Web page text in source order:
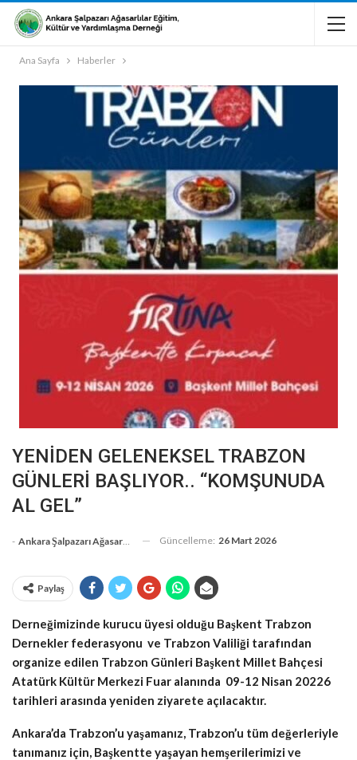
Ana Sayfa Haberler
YENİDEN GELENEKSEL TRABZON
GÜNLERİ BAŞLIYOR.. “KOMŞUNUDA
AL GEL”
- Ankara Şalpazarı Ağasarlılar Eğitim Kültür Ve Dayanışma Derneği Güncelleme: 26 Mart 2026
Paylaş
Derneğimizinde kurucu üyesi olduğu Başkent Trabzon
Dernekler federasyonu ve Trabzon Valiliği tarafından
organize edilen Trabzon Günleri Başkent Millet Bahçesi
Atatürk Kültür Merkezi Fuar alanında 09-12 Nisan 20226
tarihleri arasında yeniden ziyarete açılacaktır.
Ankara’da Trabzon’u yaşamanız, Trabzon’u tüm değerleriyle
tanımanız için, Başkentte yaşayan hemşerilerimizi ve